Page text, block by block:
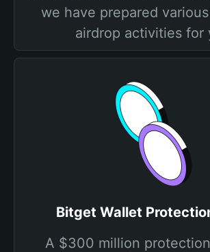
we have prepared
airdrop activities for
Bitget Wallet
A $300 million